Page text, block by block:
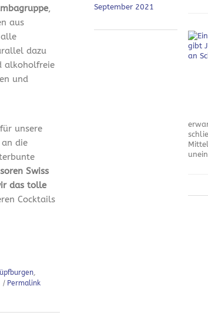
,
aus
dazu
alkoholfreie
und
unsere
die
Swiss
das tolle
Cocktails
| Permalink
September 2021